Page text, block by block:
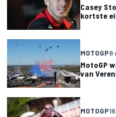
Casey
kortste
MOTOGP8
MotoGP
van
MOTOGP